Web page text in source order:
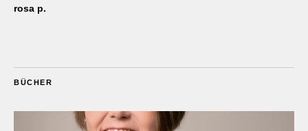
rosa p.
BÜCHER